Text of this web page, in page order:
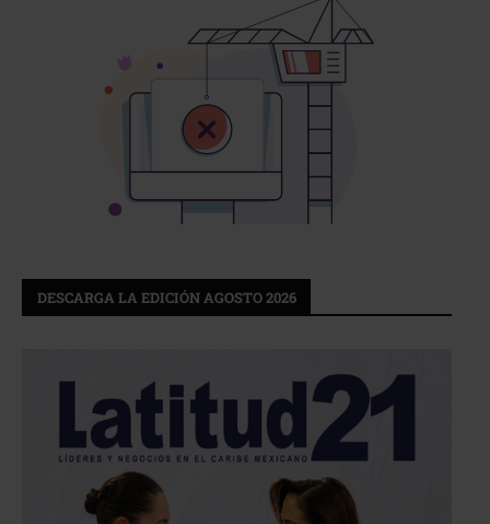
DESCARGA LA EDICIÓN AGOSTO 2026